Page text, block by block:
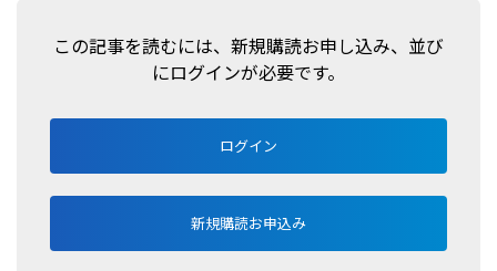
この記事を読むには、新規購読お申し込み、並び
にログインが必要です。
ログイン
新規購読お申込み